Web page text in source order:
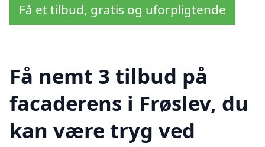
Få et tilbud, gratis og uforpligtende
Få nemt 3 tilbud på
facaderens i Frøslev, du
kan være tryg ved